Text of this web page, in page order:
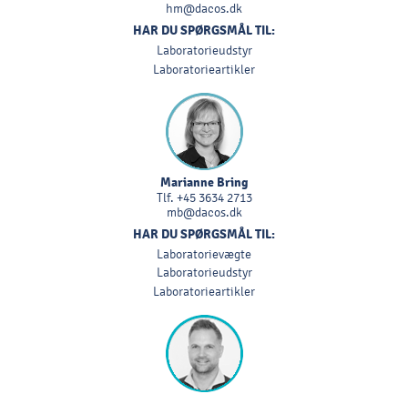
hm@dacos.dk
HAR DU SPØRGSMÅL TIL:
Laboratorieudstyr
Laboratorieartikler
Marianne Bring
Tlf. +45 3634 2713
mb@dacos.dk
HAR DU SPØRGSMÅL TIL:
Laboratorievægte
Laboratorieudstyr
Laboratorieartikler